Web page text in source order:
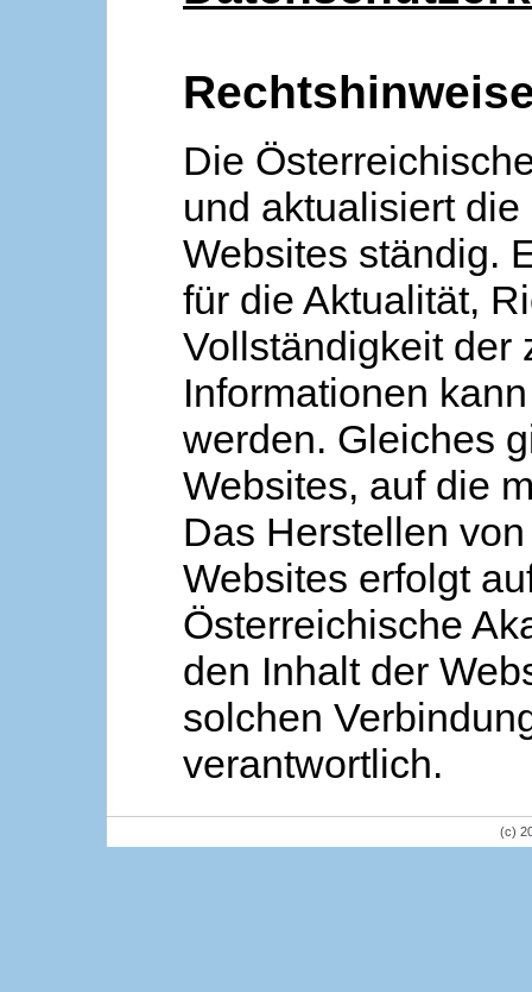
Die
und aktualisiert
Websites ständig.
für die Aktualität,
Vollständigkeit der
Informationen
werden. Gleiches
Websites, auf die
Das Herstellen
Websites erfolgt
Österreichische
den Inhalt der
solchen
verantwortlich.
(c)